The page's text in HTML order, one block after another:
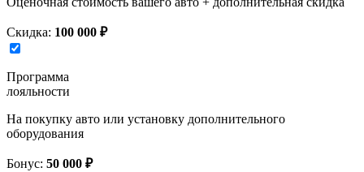
Скидка: 100 000 ₽
Программа
лояльности
На покупку авто или установку дополнительного
оборудования
Бонус: 50 000 ₽